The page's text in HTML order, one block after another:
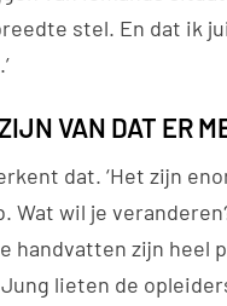
stel. En dat ik
VAN DAT ER
dat. ‘Het zijn
Wat wil je
handvatten zijn heel
lieten de